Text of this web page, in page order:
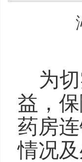
为
益，
药房
情况